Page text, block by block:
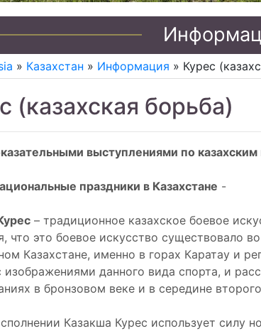
» Казахстан » Информация » Курес
(казахская борьба)
выступлениями по
праздники в Казахстане -
– традиционное казахское боевое
что это боевое искусство существовало
Казахстане, именно в горах Каратау и
изображениями данного вида спорта, и
в бронзовом веке и в середине
Казакша Курес использует силу